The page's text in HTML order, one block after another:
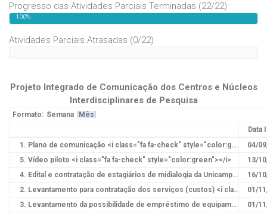
Progresso das Atividades Parciais Terminadas (22/22)
100%
Atividades Parciais Atrasadas (0/22)
Projeto Integrado de Comunicação dos Centros e Núcleos
Interdisciplinares de Pesquisa
Formato: Semana
Mês
Data
1. Plano de comunicação <i class="fa fa-check" style="color:green"></i>
04/
5. Vídeo piloto <i class="fa fa-check" style="color:green"></i>
13/
4. Edital e contratação de estagiários de midialogia da Unicamp e pós-graduação <i class="fa fa-check" style="color:green"></i>
16/
2. Levantamento para contratação dos serviços (custos) <i class="fa fa-check" style="color:green"></i>
01/
3. Levantamento da possibilidade de empréstimo de equipamento <i class="fa fa-check" style="color:green"></i>
01/